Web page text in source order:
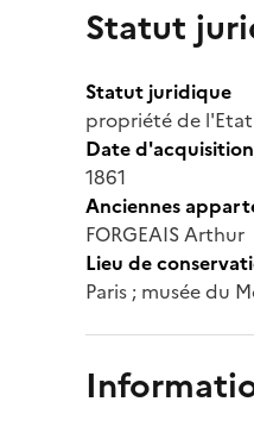
Statut
Statut juridique
propriété de
Date d'acquisition
1861
Anciennes
FORGEAIS Arthur
Lieu de
Paris ; musée du